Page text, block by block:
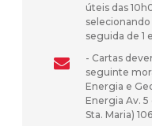
úteis das
selecionando
seguida de 1
- Cartas
seguinte
Energia e
Energia Av.
Sta. Maria)